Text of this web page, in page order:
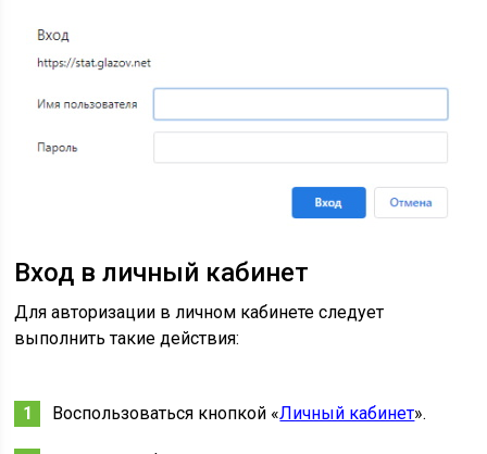
Вход в личный кабинет
Для авторизации в личном кабинете следует
выполнить такие действия:
Воспользоваться кнопкой «Личный кабинет».